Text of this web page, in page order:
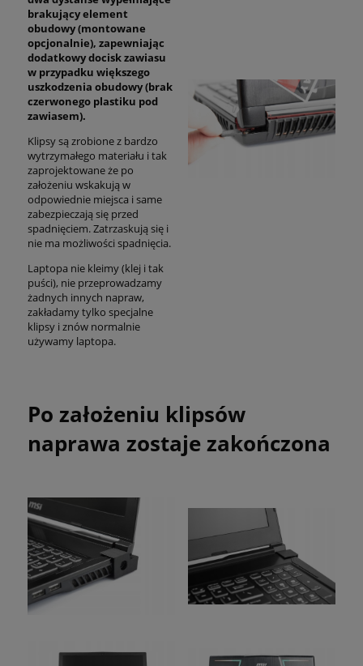
brakujący element
obudowy (montowane
opcjonalnie), zapewniając
dodatkowy docisk zawiasu
w przypadku większego
uszkodzenia obudowy (brak
czerwonego plastiku pod
zawiasem).
Klipsy są zrobione z bardzo
wytrzymałego materiału i tak
zaprojektowane że po
założeniu wskakują w
odpowiednie miejsca i same
zabezpieczają się przed
spadnięciem. Zatrzaskują się i
nie ma możliwości spadnięcia.
Laptopa nie kleimy (klej i tak
puści), nie przeprowadzamy
żadnych innych napraw,
zakładamy tylko specjalne
klipsy i znów normalnie
używamy laptopa.
Po założeniu klipsów
naprawa zostaje zakończona